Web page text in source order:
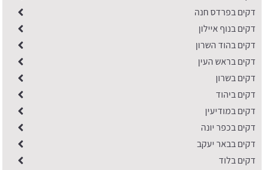
דקים בפרדס חנה
דקים בנוף איילון
דקים בהוד השרון
דקים בראש העין
דקים בשרון
דקים ביהוד
דקים במודיעין
דקים בכפר יונה
דקים בבאר יעקב
דקים בלוד